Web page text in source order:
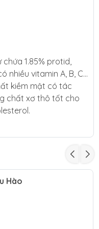
1.85% protid,
nhiều vitamin A, B, C…
kiềm mật có tác
chất xơ thô tốt cho
Hào